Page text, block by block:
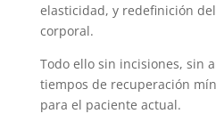
elasticidad, y redefinición
corporal.
Todo ello sin incisiones, sin
tiempos de recuperación
para el paciente actual.